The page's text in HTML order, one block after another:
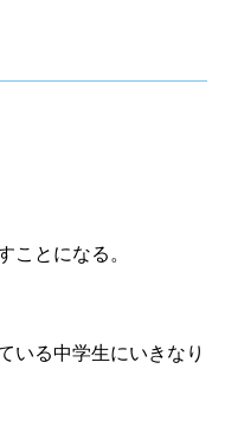
ことになる。
いる中学生にいきなり